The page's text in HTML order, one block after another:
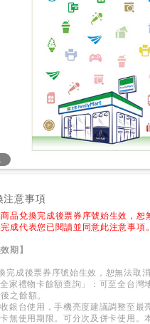
注意事項
品兌換完成後票券序號始生效，恕
成代表您已閱讀並同意此注意事項。
效期】
完成後票券序號始生效，恕無法取
家禮物卡餘額查詢」：可至全台
之餘額。
銀台使用，手機亮度建議調整至最
無使用期限。可分次及併卡使用。